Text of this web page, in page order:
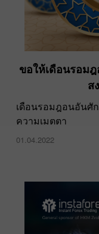
ขอให้เดือนรอม
ส
เดือนรอมฎอนอันศั
ความเมตตา
01.04.2022